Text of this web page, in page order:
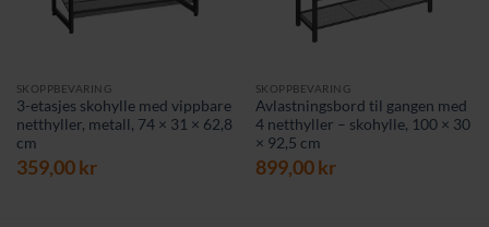
SKOPPBEVARING
3-etasjes skohylle med vippbare
netthyller, metall, 74 × 31 × 62,8
cm
359,00kr
SKOPPBEVARING
Avlastningsbord til gangen med
4 netthyller – skohylle, 100 × 30
× 92,5 cm
899,00kr